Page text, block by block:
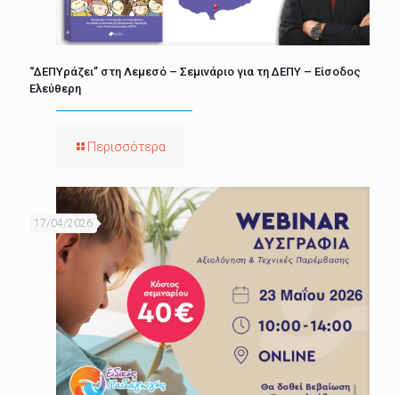
“ΔΕΠΥράζει” στη Λεμεσό – Σεμινάριο για τη ΔΕΠΥ – Είσοδος
Ελεύθερη
Περισσότερα
17/04/2026